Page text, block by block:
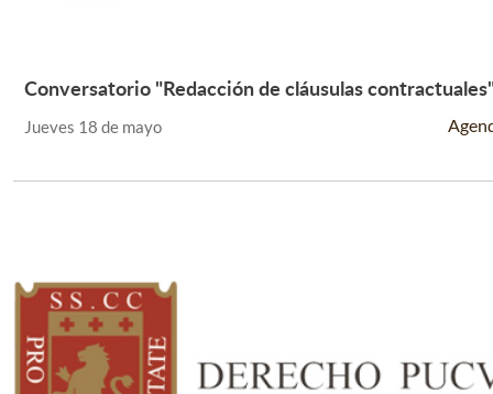
Leer Más +
Conversatorio "Redacción de cláusulas
Jueves 18 de mayo